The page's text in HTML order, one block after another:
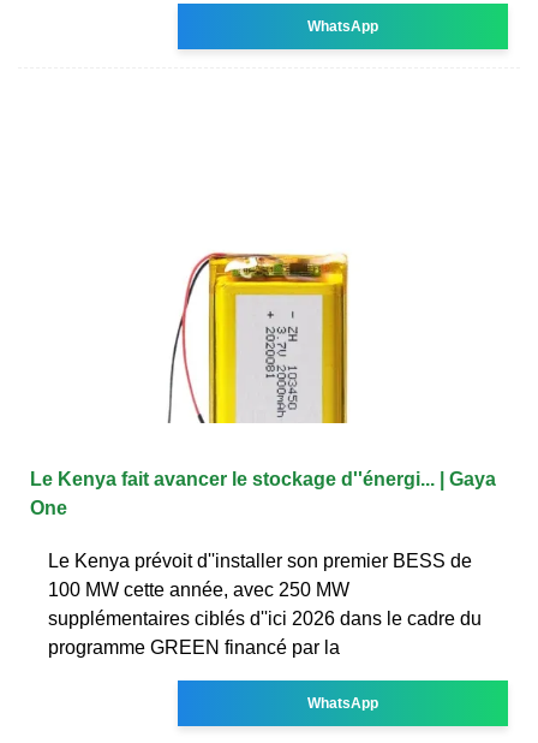
WhatsApp
Le Kenya fait avancer le stockage d''énergi... | Gaya
One
Le Kenya prévoit d''installer son premier BESS de
100 MW cette année, avec 250 MW
supplémentaires ciblés d''ici 2026 dans le cadre du
programme GREEN financé par la
WhatsApp